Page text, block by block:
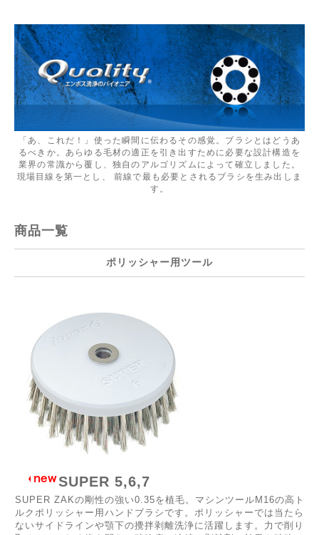
「あ、これだ！」使った瞬間に伝わるその感覚。ブラシとはどうあ
るべきか。あらゆる毛材の適正を引き出すために必要な設計構造を
業界の常識から覆し、独自のアルゴリズムによって確立しました。
現場目線を第一とし、 前線で最も必要とされるブラシを生み出しま
す。
商品一覧
ポリッシャー用ツール
SUPER 5,6,7
SUPER ZAKの剛性の強い0.35を植毛。マシンツールM16の高ト
ルクポリッシャー用ハンドブラシです。ポリッシャーでは当たら
ないサイドラインや顎下の攪拌剥離洗浄に活躍します。力で削り